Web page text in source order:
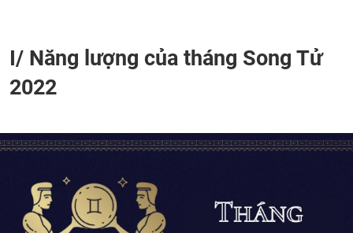
I/ Năng lượng của tháng Song Tử
2022